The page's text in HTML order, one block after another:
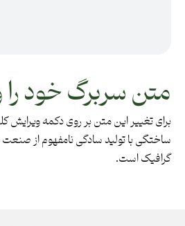
متن سربرگ خود را
برای تغییر این متن بر روی دکمه ویرایش
ساختگی با تولید سادگی نامفهوم از صنعت
گرافیک است.